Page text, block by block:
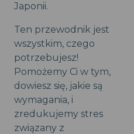
Japonii.
Ten przewodnik jest
wszystkim, czego
potrzebujesz!
Pomożemy Ci w tym,
dowiesz się, jakie są
wymagania, i
zredukujemy stres
związany z